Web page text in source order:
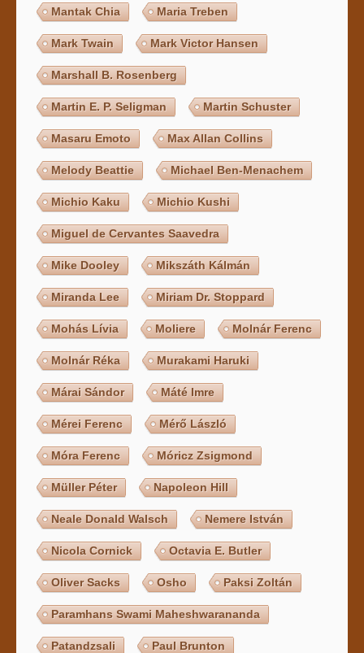
Mantak Chia Maria Treben
Mark Twain Mark Victor Hansen
Marshall B. Rosenberg
Martin E. P. Seligman Martin Schuster
Masaru Emoto Max Allan Collins
Melody Beattie Michael Ben-Menachem
Michio Kaku Michio Kushi
Miguel de Cervantes Saavedra
Mike Dooley Mikszáth Kálmán
Miranda Lee Miriam Dr. Stoppard
Mohás Lívia Moliere Molnár Ferenc
Molnár Réka Murakami Haruki
Márai Sándor Máté Imre
Mérei Ferenc Mérő László
Móra Ferenc Móricz Zsigmond
Müller Péter Napoleon Hill
Neale Donald Walsch Nemere István
Nicola Cornick Octavia E. Butler
Oliver Sacks Osho Paksi Zoltán
Paramhans Swami Maheshwarananda
Patandzsali Paul Brunton